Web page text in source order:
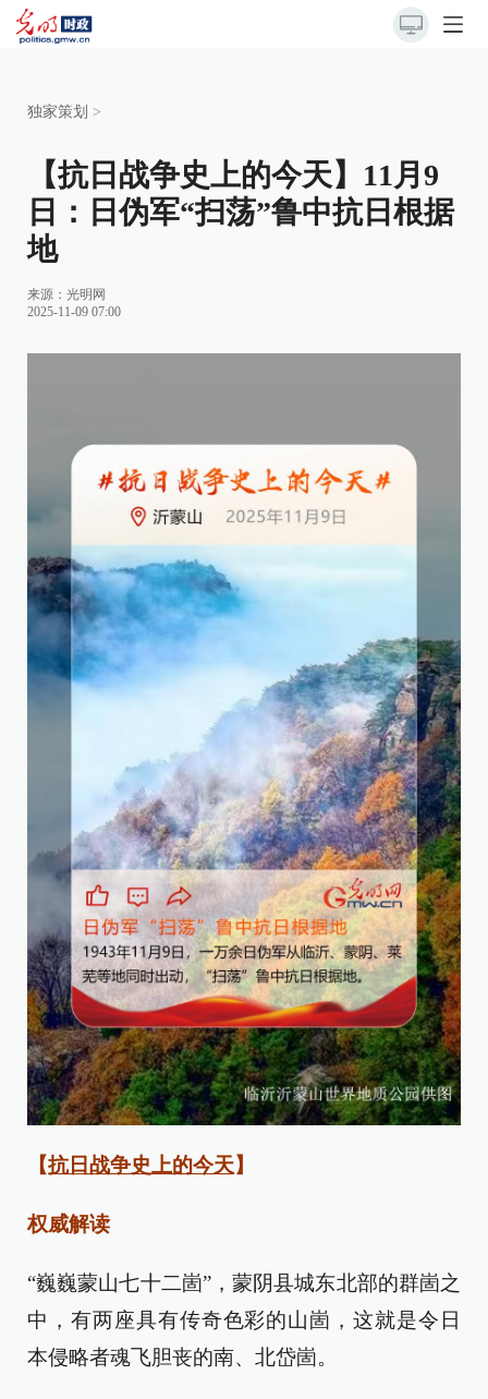
独家策划 >
【抗日战争史上的今天】11月9
日：日伪军“扫荡”鲁中抗日根据
地
来源： 光明网
2025-11-09 07:00
【抗日战争史上的今天】
权威解读
“巍巍蒙山七十二崮”，蒙阴县城东北部的群崮之
中，有两座具有传奇色彩的山崮，这就是令日
本侵略者魂飞胆丧的南、北岱崮。